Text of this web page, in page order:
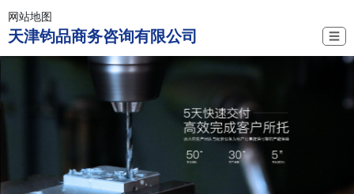
网站地图
天津钧品商务咨询有限公司 ☰